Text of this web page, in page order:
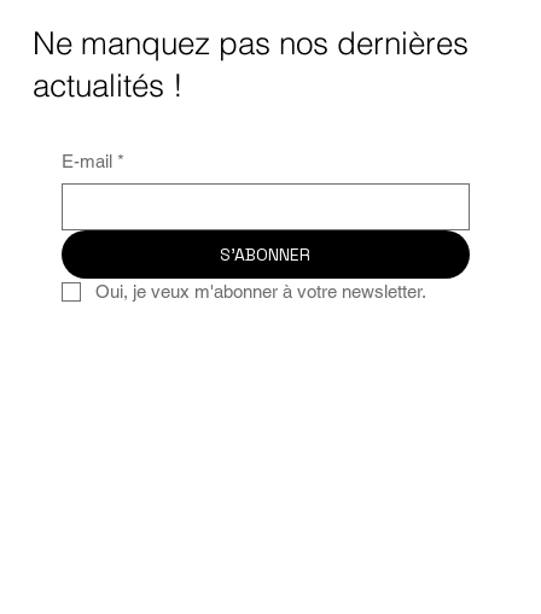
Ne manquez pas nos dernières
actualités !
E-mail *
S'ABONNER
Oui, je veux m'abonner à votre newsletter.